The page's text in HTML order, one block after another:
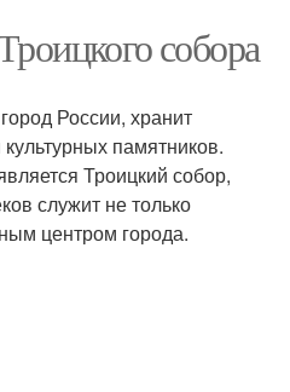
собора
России, хранит
памятников.
Троицкий собор,
служит не только
центром города.